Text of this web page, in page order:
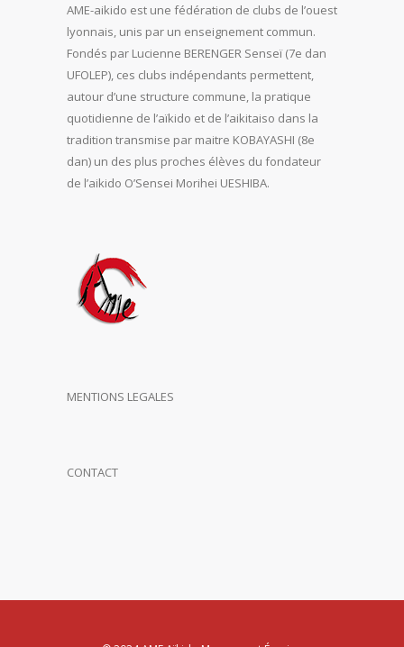
AME-aikido est une fédération de clubs de l’ouest
lyonnais, unis par un enseignement commun.
Fondés par Lucienne BERENGER Senseï (7e dan
UFOLEP), ces clubs indépendants permettent,
autour d’une structure commune, la pratique
quotidienne de l’aïkido et de l’aikitaiso dans la
tradition transmise par maitre KOBAYASHI (8e
dan) un des plus proches élèves du fondateur
de l’aikido O’Sensei Morihei UESHIBA.
MENTIONS LEGALES
CONTACT